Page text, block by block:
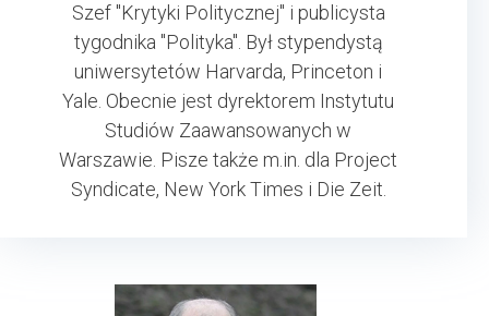
Szef "Krytyki Politycznej" i publicysta
tygodnika "Polityka". Był stypendystą
uniwersytetów Harvarda, Princeton i
Yale. Obecnie jest dyrektorem Instytutu
Studiów Zaawansowanych w
Warszawie. Pisze także m.in. dla Project
Syndicate, New York Times i Die Zeit.